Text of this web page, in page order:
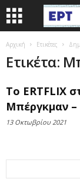
Αρχική Ετικέτες
Ετικέτα:
Το ERTFLIX
Μπέργκμαν –
13 Οκτωβρίου 2021